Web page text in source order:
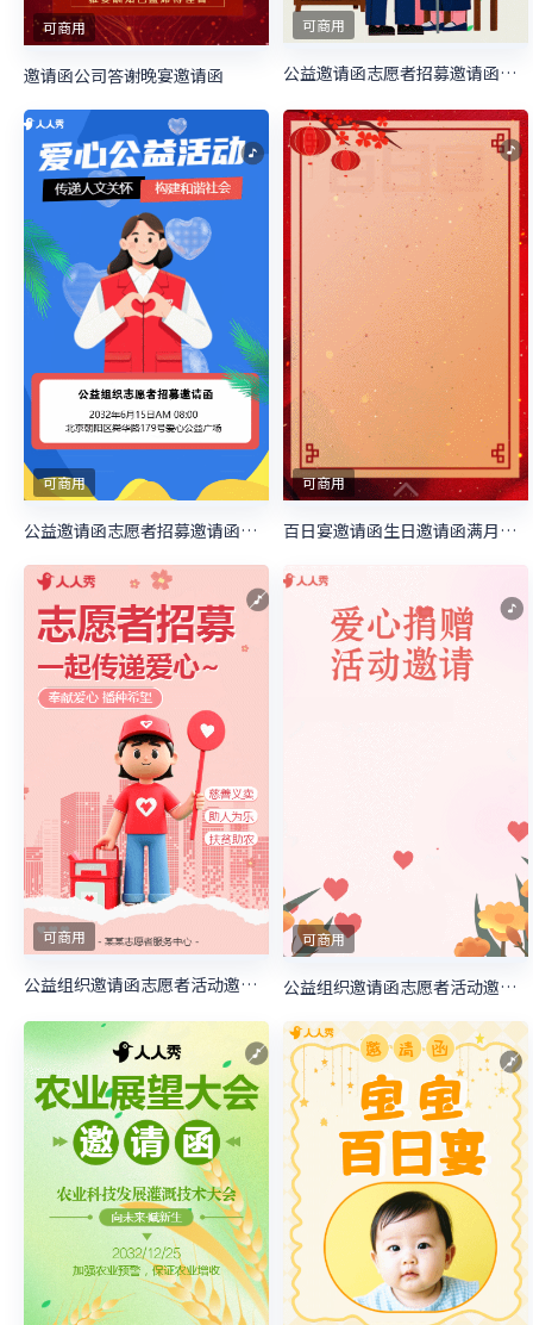
可商用
邀请函公司答谢晚宴邀请函
可商用
公益邀请函志愿者招募邀请函慈善活动邀请函
可商用
公益邀请函志愿者招募邀请函慈善活动邀请函
可商用
百日宴邀请函生日邀请函满月宴邀请函
可商用
公益组织邀请函志愿者活动邀请函慈善活动邀请函
可商用
公益组织邀请函志愿者活动邀请函慈善活动邀请函